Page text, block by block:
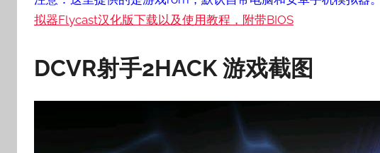
拟器Flycast汉化版下载以及使用教程，附带BIOS
DCVR射手2HACK 游戏截图